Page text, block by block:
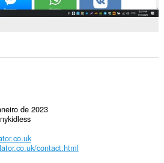
de 2023
contact.html